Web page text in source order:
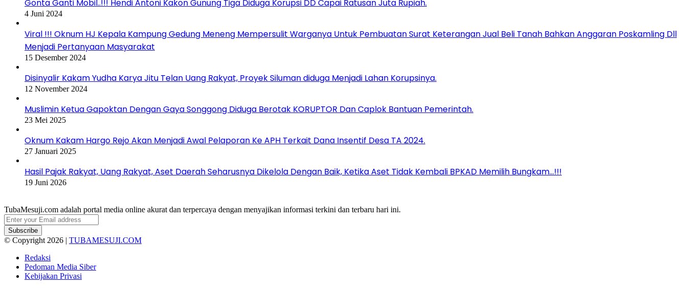
Gonta Ganti Mobil..!!! Hendi Antoni Kakon Gunung Tiga Diduga Korupsi DD Capai Ratusan Juta Rupiah.
4 Juni 2024
Viral !!! Oknum HJ Kepala Kampung Gedung Meneng Mempersulit Warganya Untuk Pembuatan Surat Keterangan Jual Beli Tanah Bahkan Anggaran Poskamling Dll
Menjadi Pertanyaan Masyarakat
15 Desember 2024
Disinyalir Kakam Yudha Karya Jitu Telan Uang Rakyat, Proyek Siluman diduga Menjadi Lahan Korupsinya.
12 November 2024
Muslimin Ketua Gapoktan Dengan Gaya Songgong Diduga Berotak KORUPTOR Dan Caplok Bantuan Pemerintah.
23 Mei 2025
Oknum Kakam Hargo Rejo Akan Menjadi Awal Pelaporan Ke APH Terkait Dana Insentif Desa TA 2024.
27 Januari 2025
Hasil Pajak Rakyat, Uang Rakyat, Aset Daerah Seharusnya Dikelola Dengan Baik, Ketika Aset Tidak Kembali BPKAD Memilih Bungkam…!!!
19 Juni 2026
TubaMesuji.com adalah portal media online akurat dan terpercaya dengan menyajikan informasi terkini dan terbaru hari ini.
Enter
your
Email
address
© Copyright 2026 | TUBAMESUJI.COM
Redaksi
Pedoman Media Siber
Kebijakan Privasi